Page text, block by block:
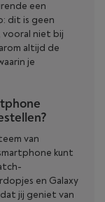
een
dit is geen
niet bij
altijd de
je
van
kunt
en Galaxy
jij geniet van